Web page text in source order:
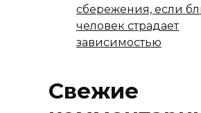
сбережения, если
человек страдает
зависимостью
Свежие